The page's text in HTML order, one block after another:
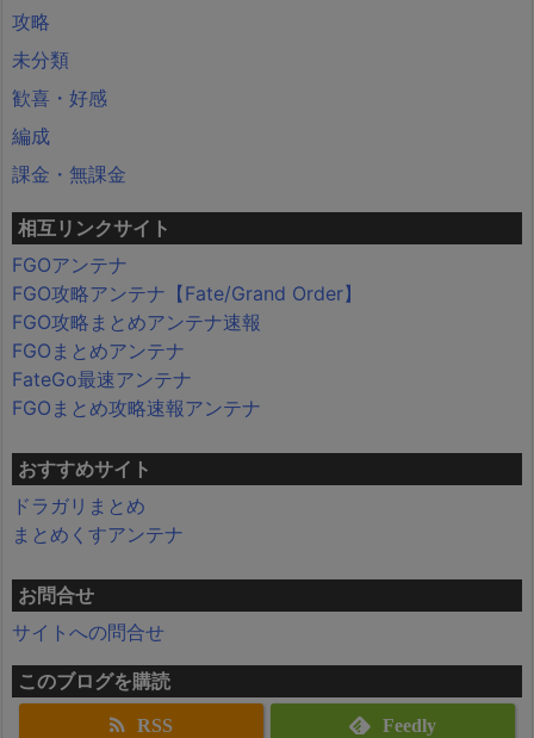
攻略
未分類
歓喜・好感
編成
課金・無課金
相互リンクサイト
FGOアンテナ
FGO攻略アンテナ【Fate/Grand Order】
FGO攻略まとめアンテナ速報
FGOまとめアンテナ
FateGo最速アンテナ
FGOまとめ攻略速報アンテナ
おすすめサイト
ドラガリまとめ
まとめくすアンテナ
お問合せ
サイトへの問合せ
このブログを購読
RSS Feedly